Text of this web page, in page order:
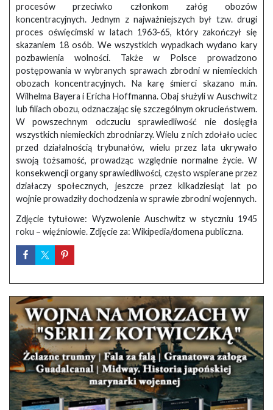
procesów przeciwko członkom załóg obozów
koncentracyjnych. Jednym z najważniejszych był tzw. drugi
proces oświęcimski w latach 1963-65, który zakończył się
skazaniem 18 osób. We wszystkich wypadkach wydano kary
pozbawienia wolności. Także w Polsce prowadzono
postępowania w wybranych sprawach zbrodni w niemieckich
obozach koncentracyjnych. Na karę śmierci skazano m.in.
Wilhelma Bayera i Ericha Hoffmanna. Obaj służyli w Auschwitz
lub filiach obozu, odznaczając się szczególnym okrucieństwem.
W powszechnym odczuciu sprawiedliwość nie dosięgła
wszystkich niemieckich zbrodniarzy. Wielu z nich zdołało uciec
przed działalnością trybunałów, wielu przez lata ukrywało
swoją tożsamość, prowadząc względnie normalne życie. W
konsekwencji organy sprawiedliwości, często wspierane przez
działaczy społecznych, jeszcze przez kilkadziesiąt lat po
wojnie prowadziły dochodzenia w sprawie zbrodni wojennych.
Zdjęcie tytułowe: Wyzwolenie Auschwitz w styczniu 1945
roku – więźniowie. Zdjęcie za: Wikipedia/domena publiczna.